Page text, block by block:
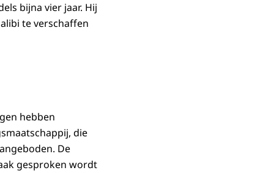
bijna vier jaar. Hij
te verschaffen
hebben
die
De
gesproken wordt